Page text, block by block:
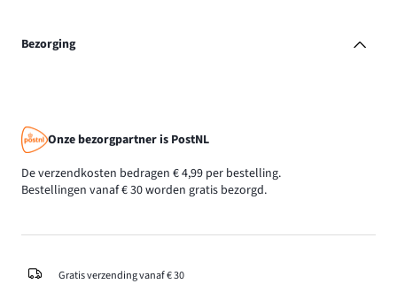
Bezorging
Onze bezorgpartner is PostNL
De verzendkosten bedragen € 4,99 per bestelling.
Bestellingen vanaf € 30 worden gratis bezorgd.
Gratis verzending vanaf € 30